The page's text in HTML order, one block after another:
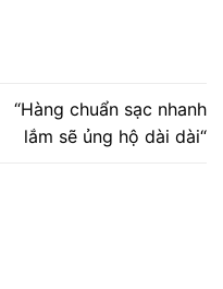
“Hàng chuẩn sạc nhanh
lắm sẽ ủng hộ dài dài“